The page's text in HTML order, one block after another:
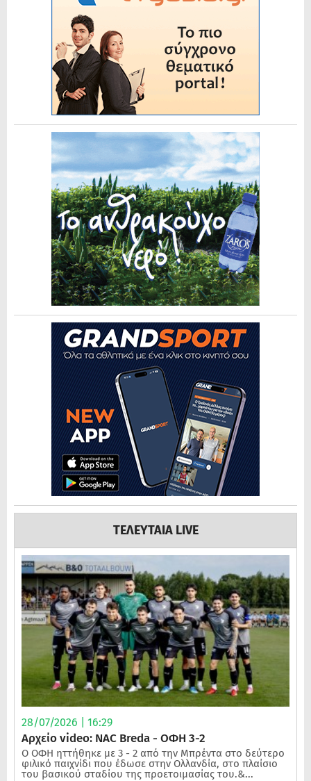
ΤΕΛΕΥΤΑΙΑ LIVE
28/07/2026 | 16:29
Αρχείο video: NAC Breda - ΟΦΗ 3-2
Ο ΟΦΗ ηττήθηκε με 3 - 2 από την Μπρέντα στο δεύτερο
φιλικό παιχνίδι που έδωσε στην Ολλανδία, στο πλαίσιο
του βασικού σταδίου της προετοιμασίας του.&...